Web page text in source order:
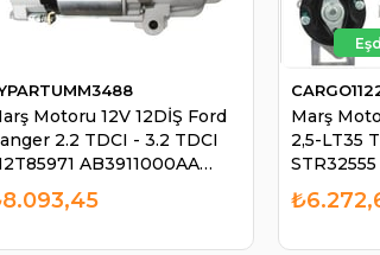
Motoru 12V 12DİŞ Ford
2.2 TDCI - 3.2 TDCI
AB3911000AA
M2T85971
M2T85971ZT |
Marş
2,5-LT35
STR32555